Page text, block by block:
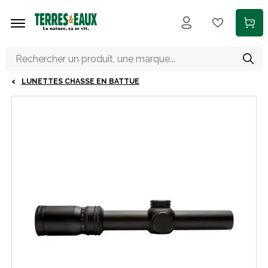
LUNETTES CHASSE EN BATTUE